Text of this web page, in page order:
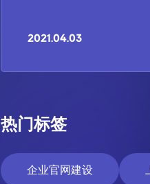
2021.04.03
热门标签
企业官网建设